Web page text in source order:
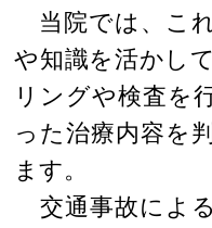
当院では、こ
や知識を活かし
リングや検査を
った治療内容を
ます。
交通事故によ